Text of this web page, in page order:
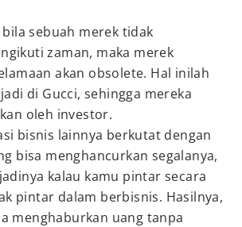
sebuah merek tidak
zaman, maka merek
akan obsolete. Hal inilah
di Gucci, sehingga mereka
oleh investor.
bisnis lainnya berkutat dengan
bisa menghancurkan segalanya,
kalau kamu pintar secara
pintar dalam berbisnis. Hasilnya,
menghaburkan uang tanpa